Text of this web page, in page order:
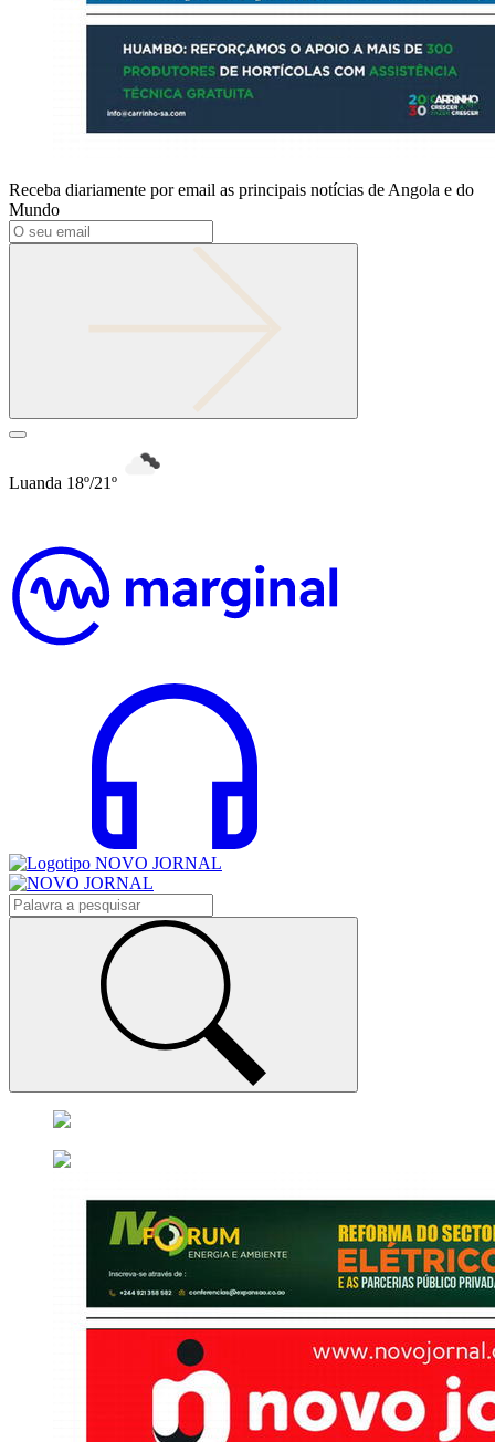
Receba diariamente por email as principais notícias de Angola e do
Mundo
Luanda 18º/21º